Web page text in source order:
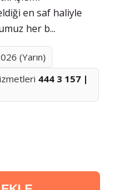
en saf haliyle
her b...
(Yarın)
444 3 157 |